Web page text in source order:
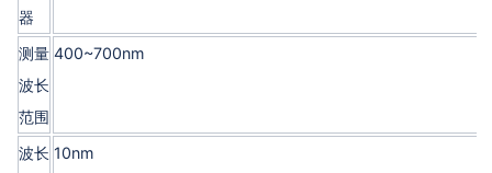
器
测量
波长
范围
400~700nm
波长 10nm